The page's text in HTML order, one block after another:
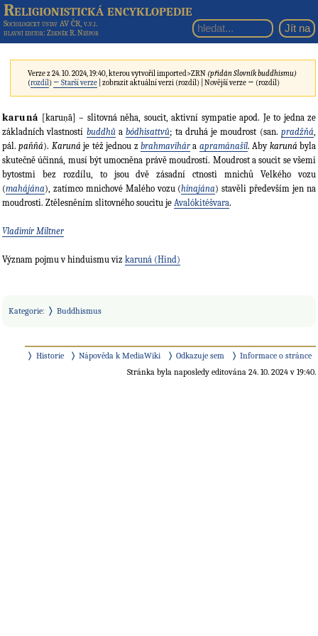
Religionistická encyklopedie
Sociologický ústav AV ČR, v.v.i.
hlavní editor: Zdeněk R. Nešpor
Verze z 24. 10. 2024, 19:40, kterou vytvořilimported>ZRN (přidán Slovník buddhismu)
(rozdíl) ← Starší verze | zobrazit aktuální verzi (rozdíl) | Novější verze → (rozdíl)
karuná [karuṇā] – slitovná něha, soucit, aktivní sympatie apod. Je to jedna ze
základních vlastností buddhůabódhisattvů; ta druhá je moudrost (san.pradžňá,
pál.paňňá). Karuná je též jednou z brahmavihára apramánašíl. Aby karuná byla
skutečně účinná, musí být umocněna právě moudrostí. Moudrost a soucit se všemi
bytostmi bez rozdílu, to jsou dvě zásadní ctnosti mnichů Velkého vozu
(mahájána), zatímco mnichové Malého vozu (hínajána) stavěli především jen na
moudrosti. Ztělesněním slitovného soucitu je Avalókitéšvara.
Vladimír Miltner
Význam pojmu v hinduismu viz karuná (Hind)
Kategorie: Buddhismus
Historie Nápověda k MediaWiki Odkazuje sem
Informace o stránce
Stránka byla naposledy editována 24. 10. 2024 v 19:40.